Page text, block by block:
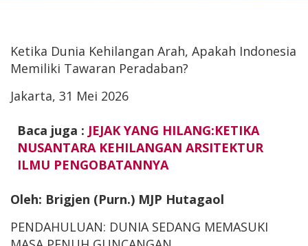
Ketika Dunia Kehilangan Arah, Apakah Indonesia
Memiliki Tawaran Peradaban?
Jakarta, 31 Mei 2026
Baca juga : JEJAK YANG HILANG:KETIKA
NUSANTARA KEHILANGAN ARSITEKTUR
ILMU PENGOBATANNYA
Oleh: Brigjen (Purn.) MJP Hutagaol
PENDAHULUAN: DUNIA SEDANG MEMASUKI